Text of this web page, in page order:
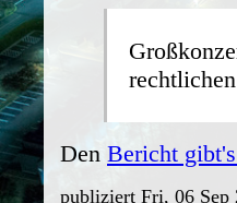
Den Bericht
publiziert Fri, 06 Sep